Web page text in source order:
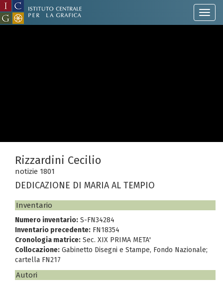
Rizzardini Cecilio
notizie 1801
DEDICAZIONE DI MARIA AL TEMPIO
Inventario
Numero inventario: S-FN34284
Inventario precedente: FN18354
Cronologia matrice: Sec. XIX PRIMA META'
Collocazione: Gabinetto Disegni e Stampe, Fondo Nazionale;
cartella FN217
Autori